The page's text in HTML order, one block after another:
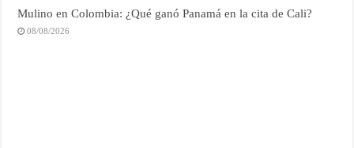
Mulino en Colombia: ¿Qué ganó Panamá en la cita de Cali?
08/08/2026